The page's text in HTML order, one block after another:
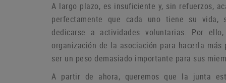
A largo plazo, es insuficiente y, sin refuerzos,
perfectamente que cada uno tiene su
dedicarse a actividades voluntarias. Por
organización de la asociación para hacerla
ser un peso demasiado importante para sus
A partir de ahora, queremos que la junta